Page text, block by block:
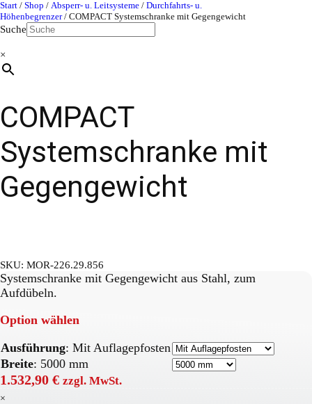
Start / Shop / Absperr- u. Leitsysteme / Durchfahrts- u.
Höhenbegrenzer/ COMPACT Systemschranke mit Gegengewicht
Suche
×
COMPACT
Systemschranke mit
Gegengewicht
SKU: MOR-226.29.856
Systemschranke mit Gegengewicht aus Stahl, zum
Aufdübeln.
Option wählen
Ausführung: Mit Auflagepfosten
Breite: 5000 mm
1.532,90 € zzgl. MwSt.
×